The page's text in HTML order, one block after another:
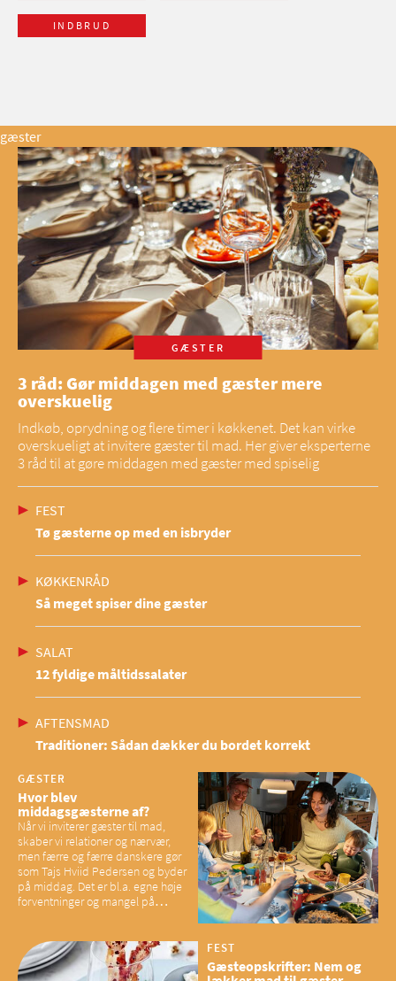
INDBRUD
gæster
GÆSTER
3 råd: Gør middagen med gæster mere
overskuelig
Indkøb, oprydning og flere timer i køkkenet. Det kan virke
overskueligt at invitere gæster til mad. Her giver eksperterne
3 råd til at gøre middagen med gæster med spiselig
FEST
Tø gæsterne op med en isbryder
KØKKENRÅD
Så meget spiser dine gæster
SALAT
12 fyldige måltidssalater
AFTENSMAD
Traditioner: Sådan dækker du bordet korrekt
GÆSTER
Hvor blev
middagsgæsterne af?
Når vi inviterer gæster til mad,
skaber vi relationer og nærvær,
men færre og færre danskere gør
som Tajs Hviid Pedersen og byder
på middag. Det er bl.a. egne høje
forventninger og mangel på
have konsekvenser for vores
sociale fællesskaber
FEST
Gæsteopskrifter: Nem og